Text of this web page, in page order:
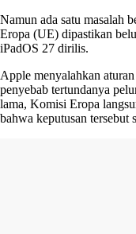
Namun ada satu masalah
Eropa (UE) dipastikan
iPadOS 27 dirilis.
Apple menyalahkan
penyebab tertundanya
lama, Komisi Eropa
bahwa keputusan tersebut